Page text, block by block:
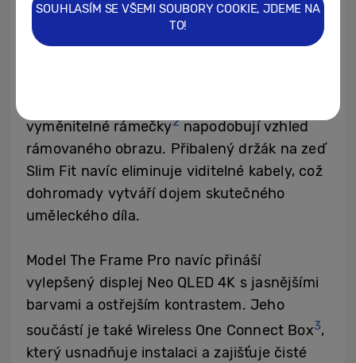
výjimečnými detaily a v prezentaci
připomínající galerii. Technologie Pantone
vyměnitelné rámečky2 napodobují vzhled
rámovaného obrazu. Přibalený držák na zeď
Slim Fit navíc eliminuje viditelné kabely, což
dohromady vytváří dojem skutečného
uměleckého díla.
Model The Frame Pro navíc přináší
vylepšený displej Neo QLED 4K s jasnějšími
barvami a ostřejším kontrastem. Jeho
součástí je také Wireless One Connect Box3,
který usnadňuje instalaci a zajišťuje čisté
SOUHLASÍM SE VŠEMI SOUBORY COOKIE, JDEME NA
TO!